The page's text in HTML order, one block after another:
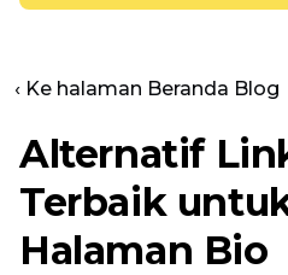
‹ Ke halaman Beranda Blog
Alternatif
Terbaik
Halaman Bio